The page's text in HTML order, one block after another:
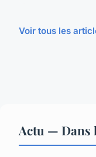
Voir tous les
Actu — Dans